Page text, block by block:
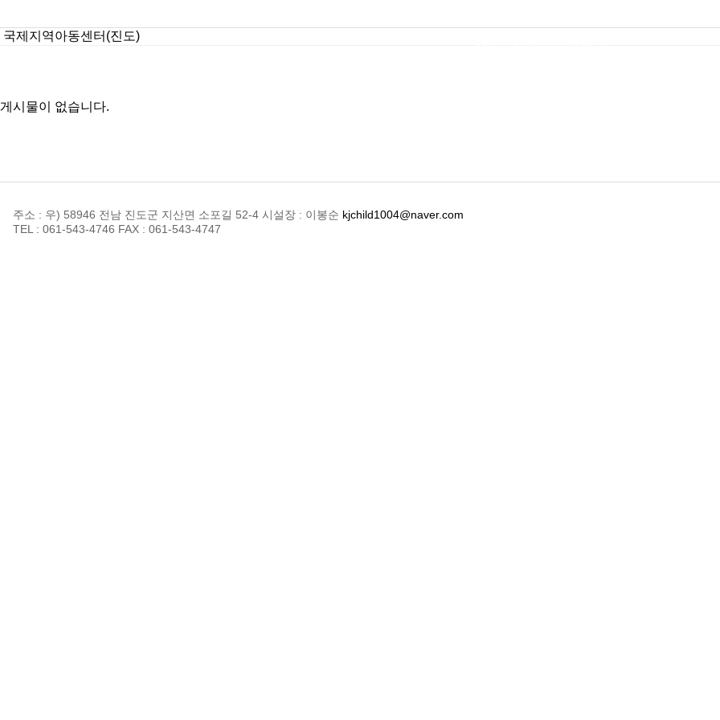
국제지역아동센터(진도)
게시물이 없습니다.
주소 : 우) 58946 전남 진도군 지산면 소포길 52-4 시설장 : 이봉순 kjchild1004@naver.com
TEL : 061-543-4746 FAX : 061-543-4747